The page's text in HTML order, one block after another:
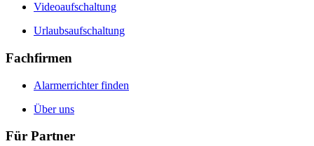
Videoaufschaltung
Urlaubsaufschaltung
Fachfirmen
Alarmerrichter finden
Über uns
Für Partner